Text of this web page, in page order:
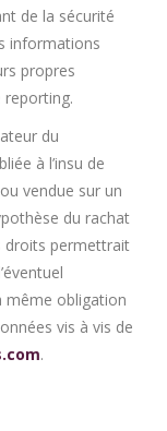
de la sécurité
informations
propres
du
à l’insu de
vendue sur un
du rachat
droits permettrait
même obligation
vis à vis de
.